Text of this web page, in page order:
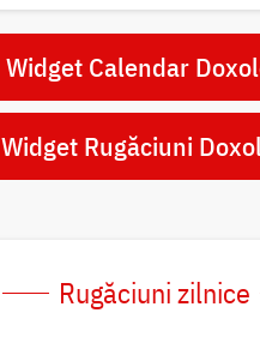
Widget Calendar
Widget Rugăciuni
Rugăciuni zilnice